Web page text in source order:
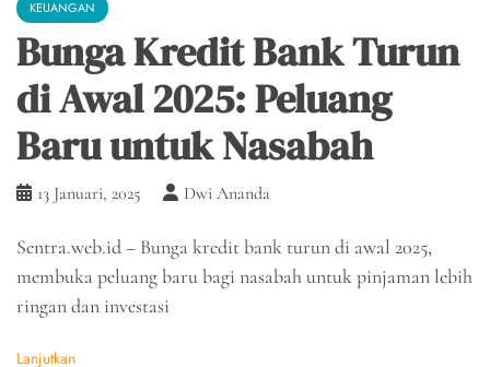
KEUANGAN
Bunga Kredit Bank Turun
di Awal 2025: Peluang
Baru untuk Nasabah
13 Januari, 2025 Dwi Ananda
Sentra.web.id – Bunga kredit bank turun di awal 2025,
membuka peluang baru bagi nasabah untuk pinjaman lebih
ringan dan investasi
Lanjutkan